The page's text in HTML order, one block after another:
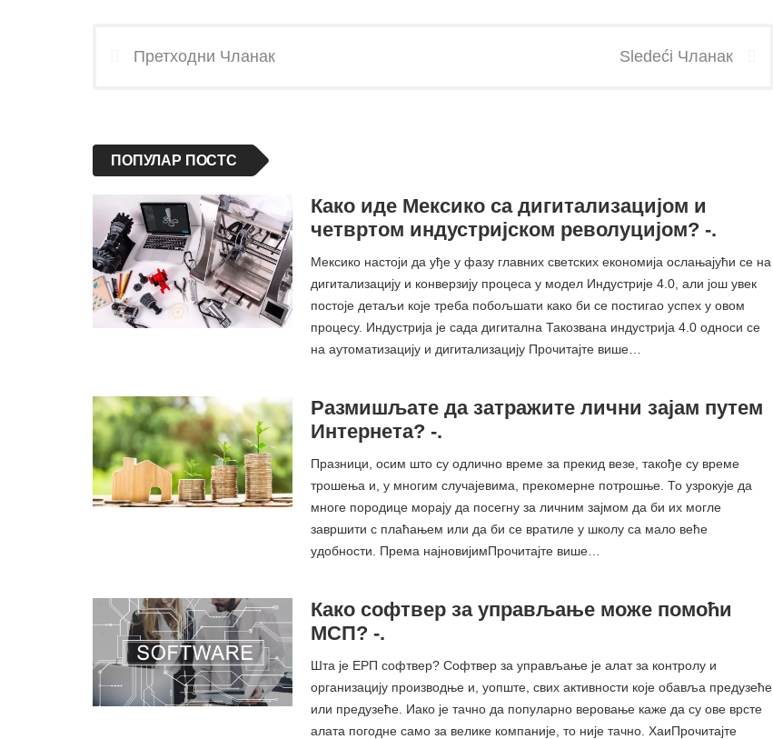
Претходни Чланак Sledeći Чланак
ПОПУЛАР ПОСТС
Како иде Мексико са дигитализацијом и
четвртом индустријском револуцијом? -.
Мексико настоји да уђе у фазу главних светских економија ослањајући се на
дигитализацију и конверзију процеса у модел Индустрије 4.0, али још увек
постоје детаљи које треба побољшати како би се постигао успех у овом
процесу. Индустрија је сада дигитална Такозвана индустрија 4.0 односи се
на аутоматизацију и дигитализацију Прочитајте више…
Размишљате да затражите лични зајам путем
Интернета? -.
Празници, осим што су одлично време за прекид везе, такође су време
трошења и, у многим случајевима, прекомерне потрошње. То узрокује да
многе породице морају да посегну за личним зајмом да би их могле
завршити с плаћањем или да би се вратиле у школу са мало веће
удобности. Према најновијимПрочитајте више…
Како софтвер за управљање може помоћи
МСП? -.
Шта је ЕРП софтвер? Софтвер за управљање је алат за контролу и
организацију производње и, уопште, свих активности које обавља предузеће
или предузеће. Иако је тачно да популарно веровање каже да су ове врсте
алата погодне само за велике компаније, то није тачно. ХаиПрочитајте